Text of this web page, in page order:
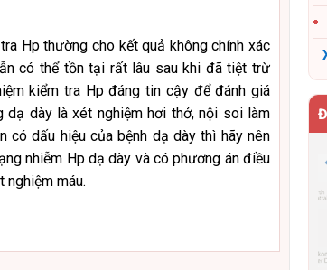
Hp thường cho kết quả không chính xác
có thể tồn tại rất lâu sau khi đã tiệt trừ
kiểm tra Hp đáng tin cậy để đánh giá
dạ dày là xét nghiệm hơi thở, nội soi làm
có dấu hiệu của bệnh dạ dày thì hãy nên
nhiễm Hp dạ dày và có phương án điều
nghiệm máu.